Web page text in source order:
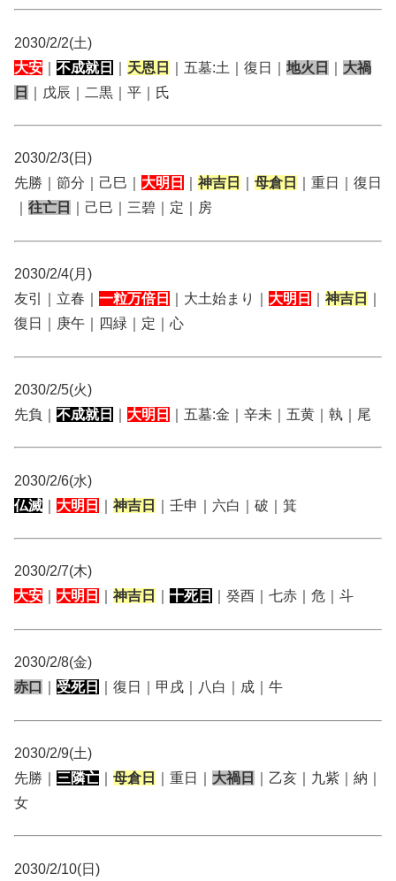
2030/2/2(土)
大安
不成就日 天恩日 ｜五墓:土｜復日｜ 地火日
大禍
日
｜戊辰｜二黒｜平｜氏
2030/2/3(日)
先勝｜節分｜己巳｜ 大明日 神吉日 母倉日
｜重日｜復日
往亡日 ｜己巳｜三碧｜定｜房
2030/2/4(月)
友引｜立春｜ 一粒万倍日 ｜大土始まり｜ 大明日 神吉日
復日｜庚午｜四緑｜定｜心
2030/2/5(火)
先負｜ 不成就日 大明日 ｜五墓:金｜辛未｜五黄｜執｜尾
2030/2/6(水)
仏滅
大明日 神吉日 ｜壬申｜六白｜破｜箕
2030/2/7(木)
大安
大明日 神吉日 十死日 ｜癸酉｜七赤｜危｜斗
2030/2/8(金)
赤口
受死日 ｜復日｜甲戌｜八白｜成｜牛
2030/2/9(土)
先勝｜ 三隣亡 母倉日 ｜重日｜ 大禍日
｜乙亥｜九紫｜納｜
女
2030/2/10(日)